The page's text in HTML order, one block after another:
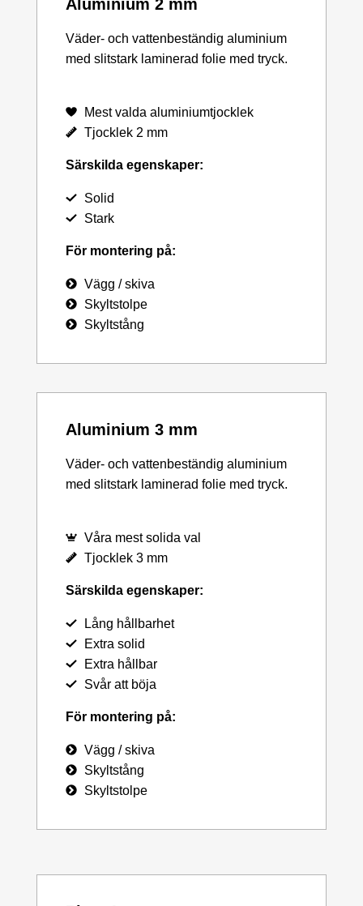
Aluminium 2 mm
Väder- och vattenbeständig aluminium
med slitstark laminerad folie med tryck.
Mest valda aluminiumtjocklek
Tjocklek 2 mm
Särskilda egenskaper:
Solid
Stark
För montering på:
Vägg / skiva
Skyltstolpe
Skyltstång
Aluminium 3 mm
Väder- och vattenbeständig aluminium
med slitstark laminerad folie med tryck.
Våra mest solida val
Tjocklek 3 mm
Särskilda egenskaper:
Lång hållbarhet
Extra solid
Extra hållbar
Svår att böja
För montering på:
Vägg / skiva
Skyltstång
Skyltstolpe